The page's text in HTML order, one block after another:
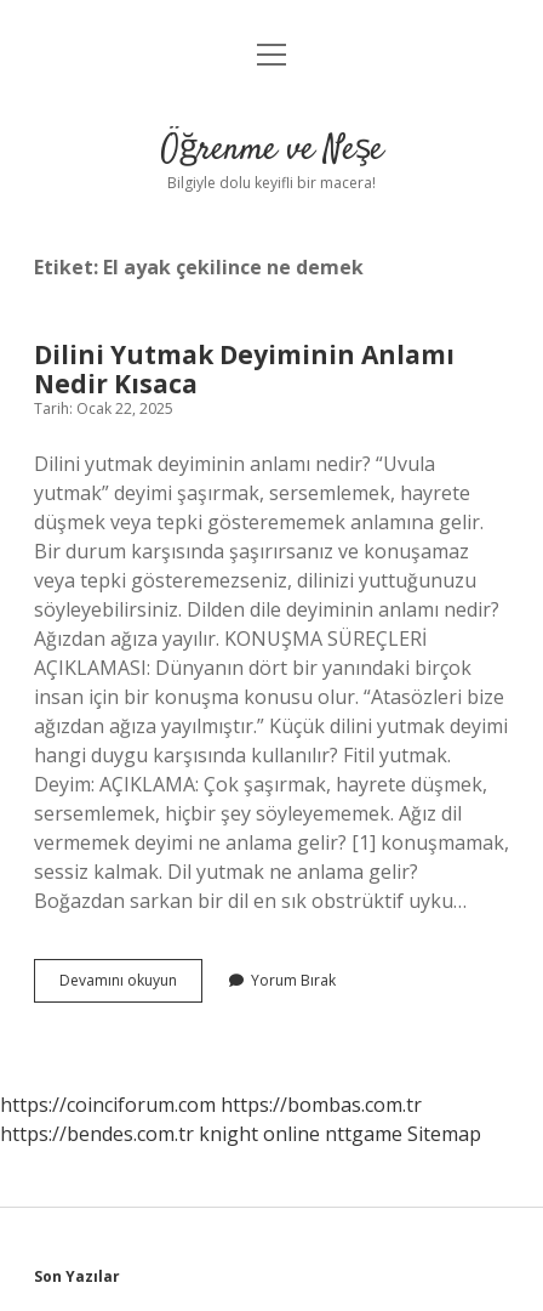
Anasayfa
Yasal Uyarı
menüyü
Öğrenme ve Neşe
Bilgiyle dolu keyifli bir macera!
Etiket: El ayak çekilince ne demek
Dilini Yutmak Deyiminin Anlamı
Nedir Kısaca
Tarih: Ocak 22, 2025
Dilini yutmak deyiminin anlamı nedir? “Uvula
yutmak” deyimi şaşırmak, sersemlemek, hayrete
düşmek veya tepki gösterememek anlamına gelir.
Bir durum karşısında şaşırırsanız ve konuşamaz
veya tepki gösteremezseniz, dilinizi yuttuğunuzu
söyleyebilirsiniz. Dilden dile deyiminin anlamı nedir?
Ağızdan ağıza yayılır. KONUŞMA SÜREÇLERİ
AÇIKLAMASI: Dünyanın dört bir yanındaki birçok
insan için bir konuşma konusu olur. “Atasözleri bize
ağızdan ağıza yayılmıştır.” Küçük dilini yutmak deyimi
hangi duygu karşısında kullanılır? Fitil yutmak.
Deyim: AÇIKLAMA: Çok şaşırmak, hayrete düşmek,
sersemlemek, hiçbir şey söyleyememek. Ağız dil
vermemek deyimi ne anlama gelir? [1] konuşmamak,
sessiz kalmak. Dil yutmak ne anlama gelir?
Boğazdan sarkan bir dil en sık obstrüktif uyku…
Devamını okuyun
Yutmak
Yorum Bırak
https://coinciforum.com https://bombas.com.tr
https://bendes.com.tr knight online nttgame Sitemap
Sidebar
Son Yazılar